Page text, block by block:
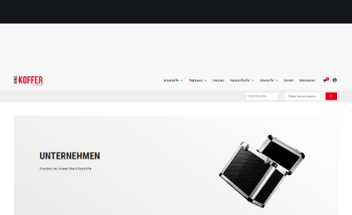
SEITE
SEITESEITESEITESEITE